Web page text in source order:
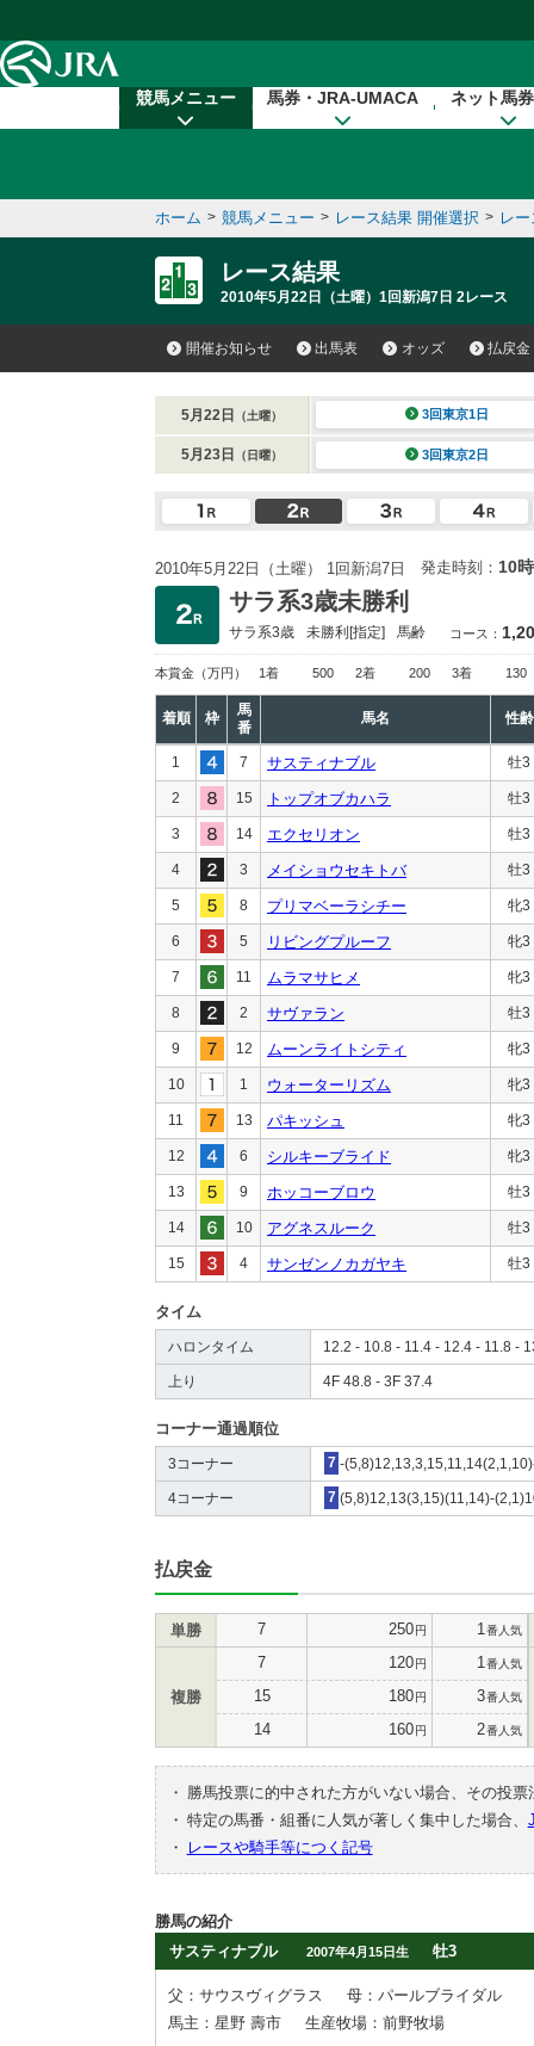
競馬メニュー 馬券・JRA-UMACA ネット馬
ホーム > 競馬メニュー > レース結果 開催選択 > レ
レース結果
2010年5月22日（土曜）1回新潟7日 2レース
開催お知らせ 出馬表 オッズ 払戻金
5月22日 （土曜） 3回東京1日
5月23日 （日曜） 3回東京2日
2010年5月22日（土曜） 1回新潟7日 発走時刻： 10
サラ系3歳未勝利
サラ系3歳 未勝利[指定] 馬齢 コース：
本賞金 （万円） 1着 500 2着 200 3着 130
着順 枠
馬
番
馬名 性齢
1 7 サスティナブル 牡3
2 15 トップオブカハラ 牡3
3 14 エクセリオン 牡3
4 3 メイショウセキトバ 牡3
5 8 プリマベーラシチー 牝3
6 5 リビングプルーフ 牝3
7 11 ムラマサヒメ 牝3
8 2 サヴァラン 牡3
9 12 ムーンライトシティ 牝3
10 1 ウォーターリズム 牝3
11 13 パキッシュ 牝3
12 6 シルキーブライド 牝3
13 9 ホッコーブロウ 牡3
14 10 アグネスルーク 牡3
15 4 サンゼンノカガヤキ 牡3
タイム
ハロンタイム 12.2 - 10.8 - 11.4 - 12.4 - 11.8 -
上り 4F 48.8 - 3F 37.4
コーナー通過順位
3コーナー 7 -
4コーナー 7 (5,8)12,13(3,15)(11,14)-
払戻金
単勝 7 250円 1 番人気
複勝
7 120円 1 番人気
15 180円 3番人気
14 160円 2番人気
・
勝馬投票に的中された方がいない場合、その投
・ 特定の馬番・組番に人気が著しく集中した場合、
・
レースや騎手等につく記号
勝馬の紹介
サスティナブル
2007年4月15日生 牡3
父：サウスヴィグラス
母：パールブライダル
馬主：星野 壽市
生産牧場：前野牧場